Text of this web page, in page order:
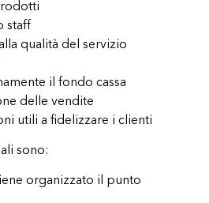
staff
qualità del servizio
il fondo cassa
delle vendite
utili a fidelizzare i clienti
sono:
organizzato il punto